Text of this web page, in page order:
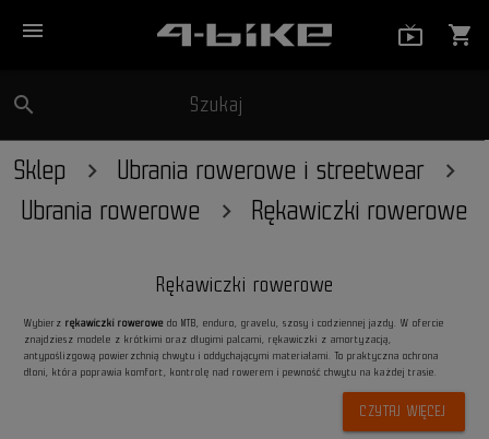
menu shopping_cart
search Szukaj
Sklep
Ubrania rowerowe i streetwear
Ubrania rowerowe
Rękawiczki rowerowe
Rękawiczki rowerowe
Wybierzrękawiczki rowerowe do MTB, enduro, gravelu, szosy i codziennej jazdy. W ofercie
znajdziesz modele z krótkimi oraz długimi palcami, rękawiczki z amortyzacją,
antypoślizgową powierzchnią chwytu i oddychającymi materiałami. To praktyczna ochrona
dłoni, która poprawia komfort, kontrolę nad rowerem i pewność chwytu na każdej trasie.
CZYTAJ WIĘCEJ